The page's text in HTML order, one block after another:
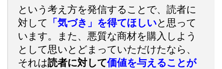
という考え方を発信することで、読者に
対して 「気づき」を得てほしいと思って
います。また、悪質な商材を購入しよう
として思いとどまっていただけたなら、
それは読者に対して価値を与えることが